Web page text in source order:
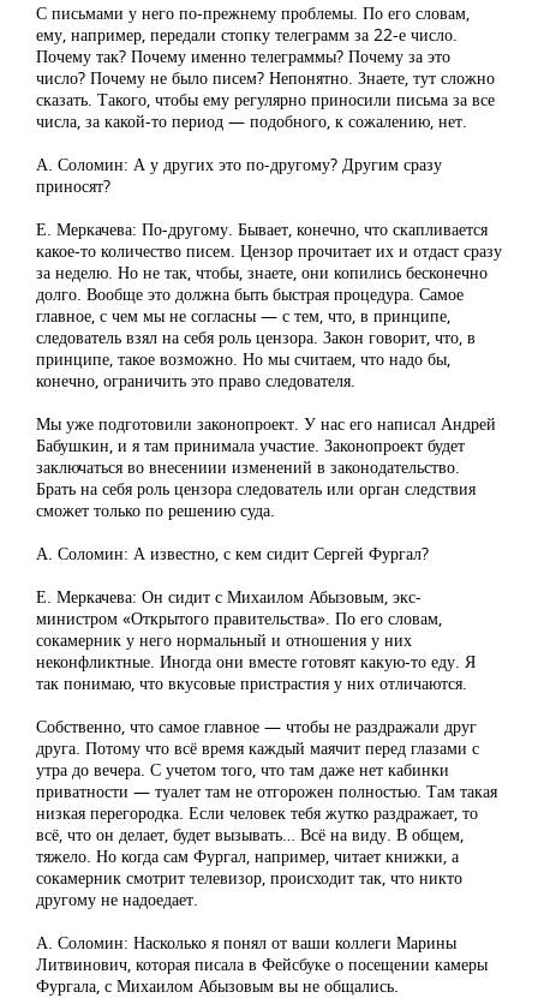
С письмами у него по-прежнему проблемы. По его словам,
ему, например, передали стопку телеграмм за 22-е число.
Почему так? Почему именно телеграммы? Почему за это
число? Почему не было писем? Непонятно. Знаете, тут сложно
сказать. Такого, чтобы ему регулярно приносили письма за все
числа, за какой-то период — подобного, к сожалению, нет.
А. Соломин: А у других это по-другому? Другим сразу
приносят?
Е. Меркачева: По-другому. Бывает, конечно, что скапливается
какое-то количество писем. Цензор прочитает их и отдаст сразу
за неделю. Но не так, чтобы, знаете, они копились бесконечно
долго. Вообще это должна быть быстрая процедура. Самое
главное, с чем мы не согласны — с тем, что, в принципе,
следователь взял на себя роль цензора. Закон говорит, что, в
принципе, такое возможно. Но мы считаем, что надо бы,
конечно, ограничить это право следователя.
Мы уже подготовили законопроект. У нас его написал Андрей
Бабушкин, и я там принимала участие. Законопроект будет
заключаться во внесениии изменений в законодательство.
Брать на себя роль цензора следователь или орган следствия
сможет только по решению суда.
А. Соломин: А известно, с кем сидит Сергей Фургал?
Е. Меркачева: Он сидит с Михаилом Абызовым, экс-
министром «Открытого правительства». По его словам,
сокамерник у него нормальный и отношения у них
неконфликтные. Иногда они вместе готовят какую-то еду. Я
так понимаю, что вкусовые пристрастия у них отличаются.
Собственно, что самое главное — чтобы не раздражали друг
друга. Потому что всё время каждый маячит перед глазами с
утра до вечера. С учетом того, что там даже нет кабинки
приватности — туалет там не отгорожен полностью. Там такая
низкая перегородка. Если человек тебя жутко раздражает, то
всё, что он делает, будет вызывать… Всё на виду. В общем,
тяжело. Но когда сам Фургал, например, читает книжки, а
сокамерник смотрит телевизор, происходит так, что никто
другому не надоедает.
А. Соломин: Насколько я понял от ваши коллеги Марины
Литвинович, которая писала в Фейсбуке о посещении камеры
Фургала, с Михаилом Абызовым вы не общались.